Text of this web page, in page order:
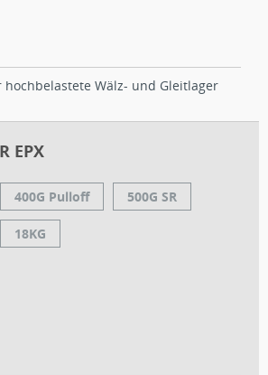
hochbelastete Wälz- und Gleitlager
EPX
400G Pulloff 500G SR
18KG